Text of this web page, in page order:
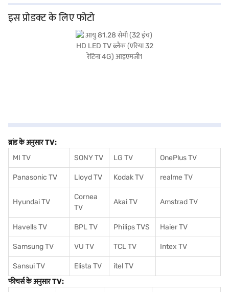
कंट्रोल शामिल है, जिससे यह सुनिश्चित होता है कि आपके पास सेटअप और ऑपरेशन के लिए आवश्यक
सब कुछ है. स्लीक ब्लैक डिज़ाइन के साथ, इस एज LED TV में किसी भी लिविंग स्पेस का बेहतरीन
मिश्रण होता है. यह प्रोडक्ट पर 1-वर्ष की मैन्युफैक्चरर कॉम्प्रिहेंसिव वारंटी के साथ आता है, जो मन की
शांति प्रदान करता है. यह 32 इंच का TV उन लोगों के लिए आदर्श है जो स्मार्ट फीचर्स के साथ value-
for-money TV चाहते हैं, और Android TV की क्षमताएं इसे आधुनिक मनोरंजन की ज़रूरतों के
लिए एक बेहतरीन विकल्प बनाती हैं. इस आयु 81.28 सेमी (32 इंच) HD LED TV ब्लैक (एरिया 32
रेटिना 4G) की कीमत किफायती है. खरीदारी करने के लिए बजाज फाइनेंस पर विकल्पों के बारे में जानें
इस प्रोडक्ट के लिए फोटो
ब्रांड के अनुसार TV:
MI TV
SONY TV LG TV OnePlus TV
Panasonic TV Lloyd TV Kodak TV realme TV
Hyundai TV
Cornea
TV
Akai TV Amstrad TV
Havells TV BPL TV Philips TVS Haier TV
Samsung TV VU TV TCL TV Intex TV
Sansui TV Elista TV
itel TV
फीचर्स के अनुसार TV: